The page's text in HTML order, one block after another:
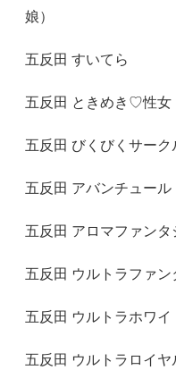
娘）
五反田 すいてら
五反田 ときめき♡性女
五反田 びくびくサーク
五反田 アバンチュール
五反田 アロマファンタ
五反田 ウルトラファン
五反田 ウルトラホワイ
五反田 ウルトラロイヤ